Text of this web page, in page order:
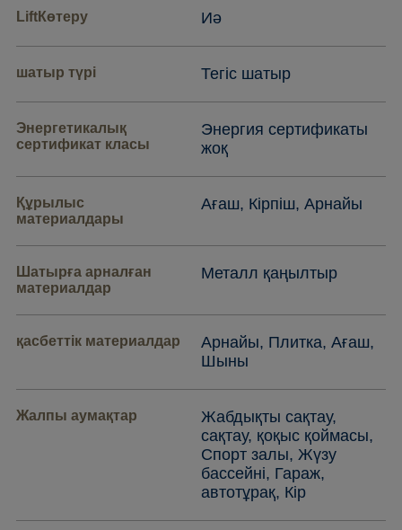
LiftКөтеру Иә
шатыр түрі Тегіс шатыр
Энергетикалық
сертификат класы
Энергия сертификаты
жоқ
Құрылыс
материалдары
Ағаш, Кірпіш, Арнайы
Шатырға арналған
материалдар
Металл қаңылтыр
қасбеттік материалдар
Арнайы, Плитка, Ағаш,
Шыны
Жалпы аумақтар
Жабдықты сақтау,
сақтау, қоқыс қоймасы,
Спорт залы, Жүзу
бассейні, Гараж,
автотұрақ, Кір